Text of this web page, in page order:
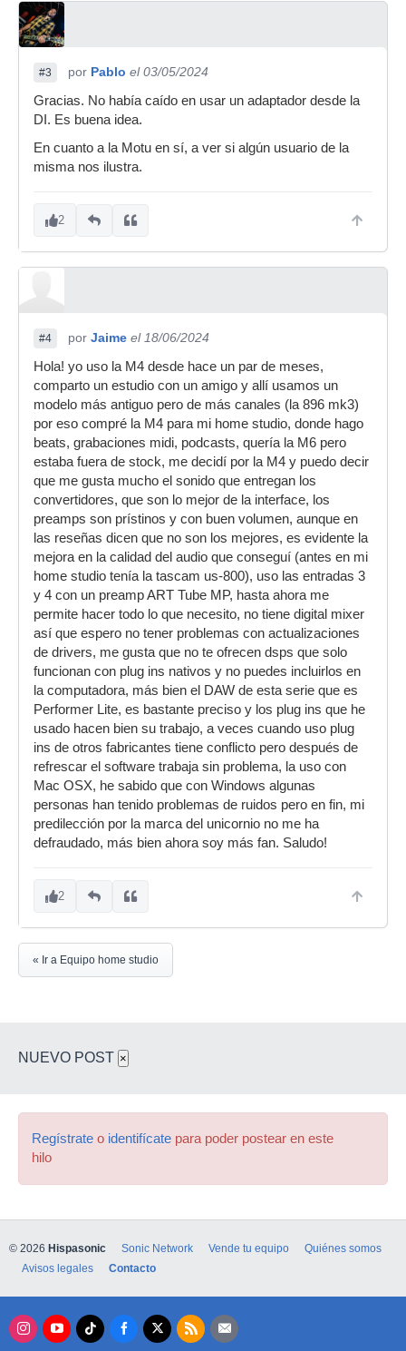
#3 por Pablo el 03/05/2024
Gracias. No había caído en usar un adaptador desde la
DI. Es buena idea.
En cuanto a la Motu en sí, a ver si algún usuario de la
misma nos ilustra.
2
#4 por Jaime el 18/06/2024
Hola! yo uso la M4 desde hace un par de meses,
comparto un estudio con un amigo y allí usamos un
modelo más antiguo pero de más canales (la 896 mk3)
por eso compré la M4 para mi home studio, donde hago
beats, grabaciones midi, podcasts, quería la M6 pero
estaba fuera de stock, me decidí por la M4 y puedo decir
que me gusta mucho el sonido que entregan los
convertidores, que son lo mejor de la interface, los
preamps son prístinos y con buen volumen, aunque en
las reseñas dicen que no son los mejores, es evidente la
mejora en la calidad del audio que conseguí (antes en mi
home studio tenía la tascam us-800), uso las entradas 3
y 4 con un preamp ART Tube MP, hasta ahora me
permite hacer todo lo que necesito, no tiene digital mixer
así que espero no tener problemas con actualizaciones
de drivers, me gusta que no te ofrecen dsps que solo
funcionan con plug ins nativos y no puedes incluirlos en
la computadora, más bien el DAW de esta serie que es
Performer Lite, es bastante preciso y los plug ins que he
usado hacen bien su trabajo, a veces cuando uso plug
ins de otros fabricantes tiene conflicto pero después de
refrescar el software trabaja sin problema, la uso con
Mac OSX, he sabido que con Windows algunas
personas han tenido problemas de ruidos pero en fin, mi
predilección por la marca del unicornio no me ha
defraudado, más bien ahora soy más fan. Saludo!
2
« Ir a Equipo home studio
NUEVO POST ×
Regístrate o identifícate para poder postear en este
hilo
© 2026 Hispasonic Sonic Network Vende tu equipo
Quiénes somos
Avisos legales
Contacto